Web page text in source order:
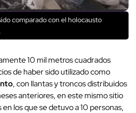
comparado con el holocausto
10 mil metros cuadrados
de haber sido utilizado como
, con llantas y troncos distribuidos
anteriores, en este mismo sitio
los que se detuvo a 10 personas,